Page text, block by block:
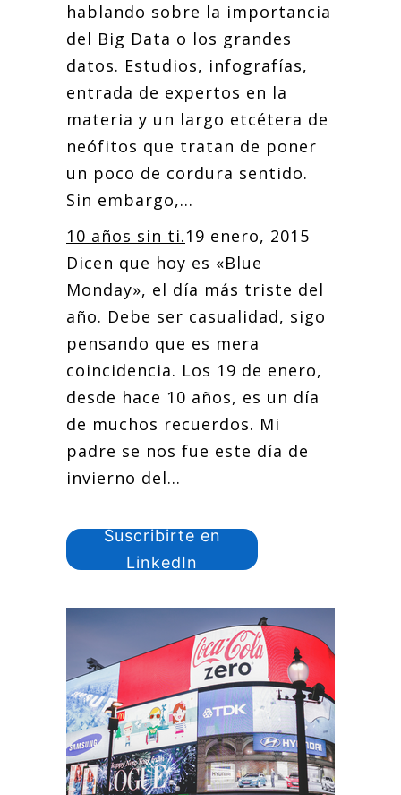
hablando sobre la importancia
del Big Data o los grandes
datos. Estudios, infografías,
entrada de expertos en la
materia y un largo etcétera de
neófitos que tratan de poner
un poco de cordura sentido.
Sin embargo,...
10 años sin ti.19 enero, 2015
Dicen que hoy es «Blue
Monday», el día más triste del
año. Debe ser casualidad, sigo
pensando que es mera
coincidencia. Los 19 de enero,
desde hace 10 años, es un día
de muchos recuerdos. Mi
padre se nos fue este día de
invierno del...
Suscribirte en
LinkedIn